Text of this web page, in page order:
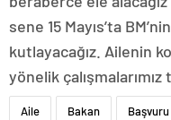
sene 15 Mayıs’ta
kutlayacağız. Ailenin
yönelik çalışmalarımız
Aile Bakan Başvuru